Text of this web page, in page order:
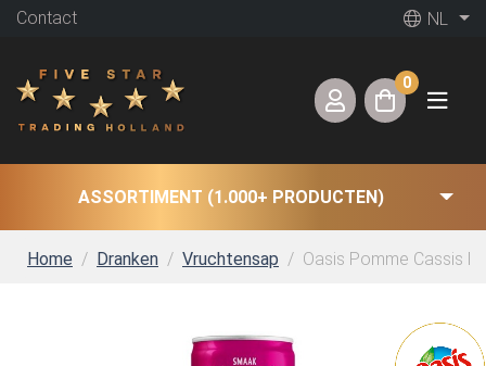
Contact NL
0
ASSORTIMENT (1.000+ PRODUCTEN)
Home Dranken Vruchtensap Oasis Pomme Cassis